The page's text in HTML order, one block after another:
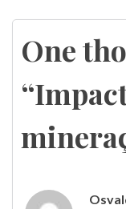
de
Post
One
“